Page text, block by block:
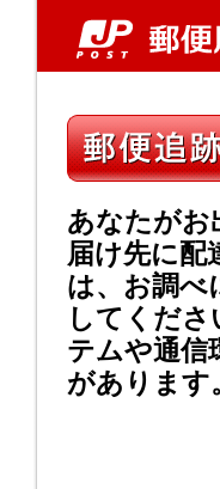
あなたがお
届け先に配
は、お調べ
してくだ
テムや通信
があります